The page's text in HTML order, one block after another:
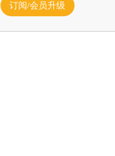
订阅/会员升级